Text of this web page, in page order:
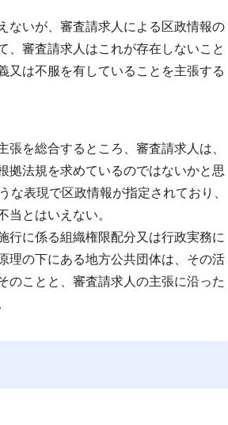
いが、審査請求人による区政情報の
、審査請求人はこれが存在しないこと
又は不服を有していることを主張する
を総合するところ、審査請求人は、
拠法規を求めているのではないかと思
表現で区政情報が指定されており、
とはいえない。
に係る組織権限配分又は行政実務に
理の下にある地方公共団体は、その活
のことと、審査請求人の主張に沿った